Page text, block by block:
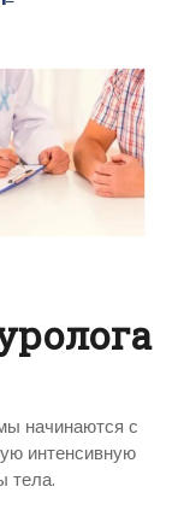
начинаются с
интенсивную
тела.